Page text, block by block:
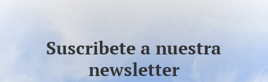
Suscribete a nuestra
newsletter